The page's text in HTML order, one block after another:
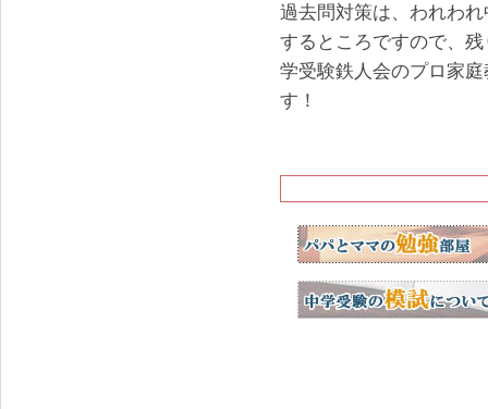
過去問対策は、われわ
するところですので、
学受験鉄人会のプロ家
す！